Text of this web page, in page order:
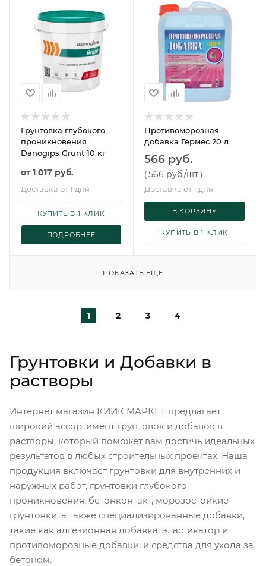
Грунтовка глубокого
проникновения
Danogips Grunt 10 кг
от1 017 руб.
Доставка от 1 дня
ПОДРОБНЕЕ
КУПИТЬ В 1 КЛИК
Противоморозная
добавка Гермес 20 л
566 руб.
(566 руб./шт )
Доставка от 1 дня
В КОРЗИНУ
КУПИТЬ В 1 КЛИК
ПОКАЗАТЬ ЕЩЕ
1 2 3 4
Грунтовки и Добавки в
растворы
Интернет магазин КИИК МАРКЕТ предлагает
широкий ассортимент грунтовок и добавок в
растворы, который поможет вам достичь идеальных
результатов в любых строительных проектах. Наша
продукция включает грунтовки для внутренних и
наружных работ, грунтовки глубокого
проникновения, бетонконтакт, морозостойкие
грунтовки, а также специализированные добавки,
такие как адгезионная добавка, эластикатор и
противоморозные добавки, и средства для ухода за
бетоном.